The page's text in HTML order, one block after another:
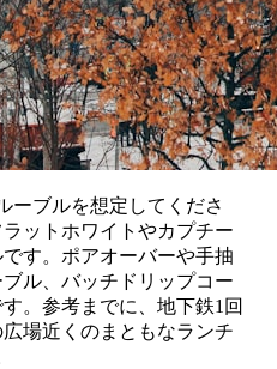
ーブルを想定してくださ
ットホワイトやカプチー
す。ポアオーバーや手抽
ル、バッチドリップコー
。参考までに、地下鉄1回
場近くのまともなランチ